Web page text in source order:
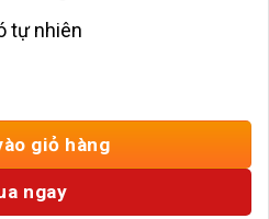
tự nhiên
giỏ hàng
ngay